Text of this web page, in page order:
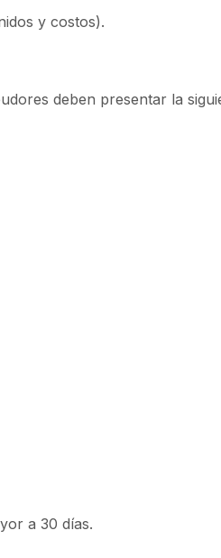
y costos).
deben presentar la
a 30 días.